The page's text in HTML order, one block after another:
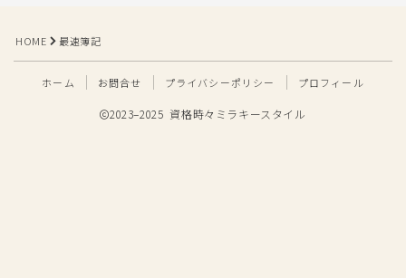
HOME 最速簿記
ホーム お問合せ プライバシーポリシー プロフィール
2023–2025 資格時々ミラキースタイル